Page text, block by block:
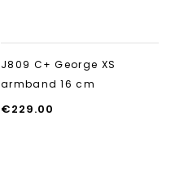
J809 C+ George XS
armband 16 cm
€229.00